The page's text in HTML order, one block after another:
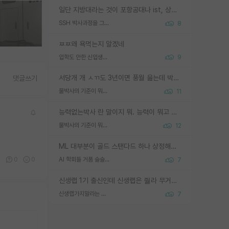
일단 지방대라는 것이 포항공대나 ist, 상위 지거국은 아니라고 생각하겠습니다. 그런곳은 서성한에 비해 소위 대학 네임밸류가 크게 뒤떨어지지는 않으니까요. 대학 이름이 중요하냐? 당연합니다. 대학 이름이 좋아서 좋은 아웃풋이 나오는 것이냐, 좋은 대학은 좋은 사람과 좋은 기회가 몰려있으니 아웃풋도 자연스럽게 좋아지는 것이냐? 대답하기 어려운 문제입니다. 아직 한국 사회에서 학벌을 보는 것도, 특히 이공계를 중심으로 학벌보다는 실적 위주라는 분위기가 형성되는 것도 사실입니다. 지방대 출신으로 전임교수가 될수 있느냐? 가능 불가능을 따지면 당연히 가능입니다. 지방대 박사 출신으로 전임교원이 된 경우가 실제로 있으니까요. 현실적인 가능성이 있느냐? 지금 이정도 대학의 교수가 되고싶다고 생각되는 대학 들어가서 컴공과 교수 목록 켜고 박사 어디서 받았는지 쭉 한번 보세요. 냉정하게 지방대 출신인 분들이 많지는 않으실겁니다.
SSH 박사과정을 그만두고 지방대 박사로 옮기면 교수의 꿈은 끝일까요? 8
ㅉㅉ왜 욕먹는지 알겠네
입학도 안한 신입생이 원래 관심을 받나요 9
서당개 개 ㅅㄲ도 3년이면 풍월 읊는데 박사 5년 이상 대리고 있으면서 물된건 교수 탓 맞는ㄱ게 거기가 서당이 아니란 소리임
물박사의 기준이 뭐임? 11
능력없는박사 란 말이지 뭐. 능력이 뭐고 능력이 있다는게 뭔지는 사람마다 기준이 다르니까 얘기해봐야 서로 자기 기준만 얘기해서 논쟁이 끝이 안나고. 주위에서 능력있고 야심있는 신입생이 교수가 유의미한 피드백을 아예 안주면서 제대로된 과제에 참여해볼 기회도 제공하지 않고 잡일 뺑뺑이만 돌려서 맨날 단순작업만 하면서 밤새다가 눈빛이 점점 죽어가는걸 본 사람은 물박사는 교수탓이라고 하고, 교수는 이것저것 알려도 주고 기회도 주고 사수 동기 붙여주면서 어떻게든 끌고가려고 하는데 본인이 매일 뺀질거리면서 출근 하는둥마는둥 하다가 기껏 와서도 폰이나 쳐다보다가 실험 망치고 저녁약속있어서 먼저 가볼게요~ 하는걸 본 사람은 물박사는 본인탓이라고 함.
물박사의 기준이 뭐임? 12
ML 대부분이 골드 스탠다드 하나 상정해놓고 (벤치마크 데이터셋이 여러 개면 여러 개 상정) 그거 얼마나 잘 맞추나 싸움임 가끔 번뜩이는 설계 철학을 보여주는 논문들도 있지만 대부분 그거 성적 얼마나 더 올리느라에 혈안이 되어 있는 측면이 잇음
AI 학회들 거품 슬슬 지적이 나오네요 7
신생랩 1기 출신인데 신생랩은 줠라 무거운 바벨 같은거임. 들면 대박인데 못들면 깔려 죽음. 아무도 알려주지 않는 환경에서 자생해야하지만, 일단 살아남았다면 그 어떤 사람보다 악착같고 생존력 높은 사람으로 거듭날 수 있음
신생랩가지말라는 이유가 있었구나 7
댓글쓰기